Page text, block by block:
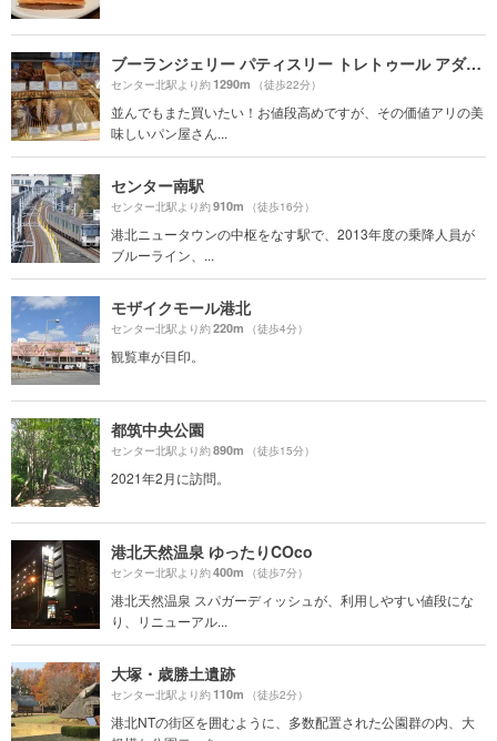
ブーランジェリー パティスリー トレトゥール アダチ（Boulangerie Patisserie Traiteur ADACHI）
センター北駅より約1290m （徒歩22分）
並んでもまた買いたい！お値段高めですが、その価値アリの美
味しいパン屋さん...
センター南駅
センター北駅より約910m （徒歩16分）
港北ニュータウンの中枢をなす駅で、2013年度の乗降人員が
ブルーライン、...
モザイクモール港北
センター北駅より約220m （徒歩4分）
観覧車が目印。
都筑中央公園
センター北駅より約890m （徒歩15分）
2021年2月に訪問。
港北天然温泉 ゆったりCOco
センター北駅より約400m （徒歩7分）
港北天然温泉 スパガーディッシュが、利用しやすい値段にな
り、リニューアル...
大塚・歳勝土遺跡
センター北駅より約110m （徒歩2分）
港北NTの街区を囲むように、多数配置された公園群の内、大